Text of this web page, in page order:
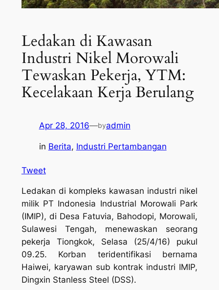
Ledakan di Kawasan
Industri Nikel Morowali
Tewaskan Pekerja, YTM:
Kecelakaan Kerja Berulang
Apr 28, 2016—byadmin
in Berita, Industri Pertambangan
Tweet
Ledakan di kompleks kawasan industri nikel
milik PT Indonesia Industrial Morowali Park
(IMIP), di Desa Fatuvia, Bahodopi, Morowali,
Sulawesi Tengah, menewaskan seorang
pekerja Tiongkok, Selasa (25/4/16) pukul
09.25. Korban teridentifikasi bernama
Haiwei, karyawan sub kontrak industri IMIP,
Dingxin Stanless Steel (DSS).